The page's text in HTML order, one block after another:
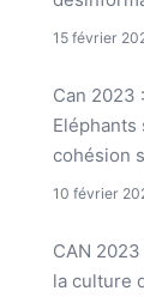
15 février
Can 2023
Eléphants
cohésion
10 février
CAN
la culture